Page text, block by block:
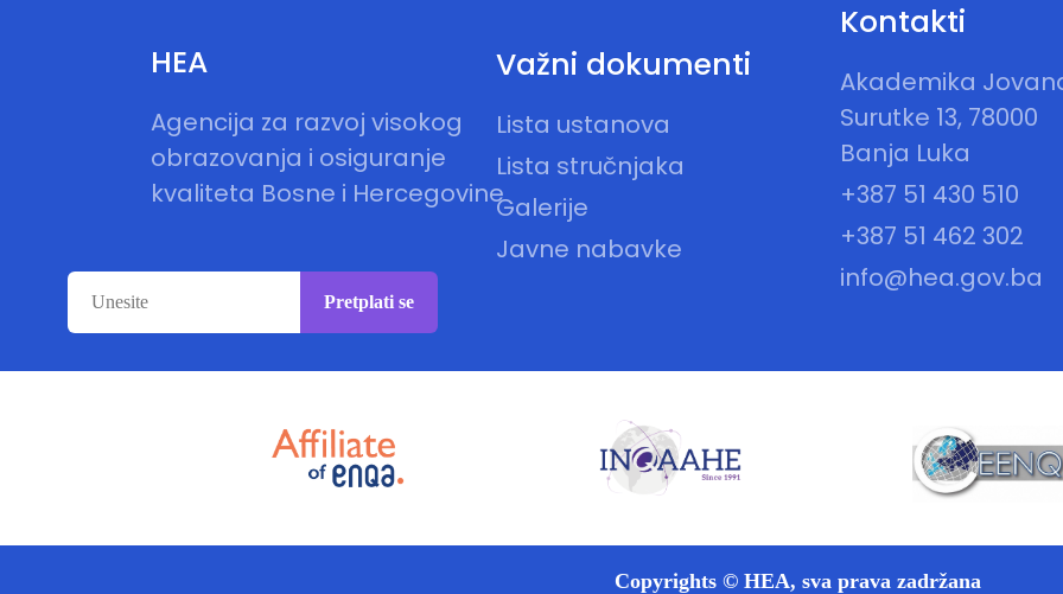
HEA
Agencija za razvoj visokog
obrazovanja i osiguranje
kvaliteta Bosne i Hercegovine
Važni dokumenti
Lista ustanova
Lista stručnjaka
Galerije
Javne nabavke
Kontakti
Akademika
Surutke 13, 78000
Banja Luka
+387 51 430 510
+387 51 462 302
info@hea.gov.ba
Pretplati se
Copyrights © HEA, sva prava zadržana